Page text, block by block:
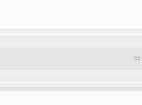
©